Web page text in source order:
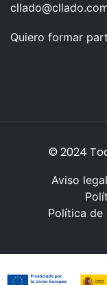
Quiero formar
© 2024
Aviso legal
Política de